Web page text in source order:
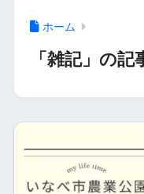
ホーム
「雑記」の記